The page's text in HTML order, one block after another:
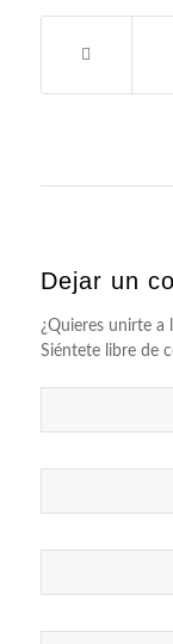
Dejar un
¿Quieres unirte a
Siéntete libre de